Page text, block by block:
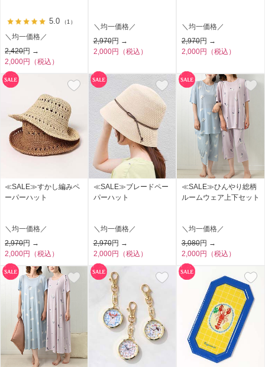
5.0 （1）
＼均一価格／
2,420円 →
2,000円（税込）
＼均一価格／
2,970円 →
2,000円（税込）
＼均一価格／
2,970円 →
2,000円（税込）
≪SALE≫すかし編みペ
ーパーハット
＼均一価格／
2,970円 →
2,000円（税込）
≪SALE≫ブレードペー
パーハット
＼均一価格／
2,970円 →
2,000円（税込）
≪SALE≫ひんやり総柄
ルームウェア上下セット
＼均一価格／
3,080円 →
2,000円（税込）